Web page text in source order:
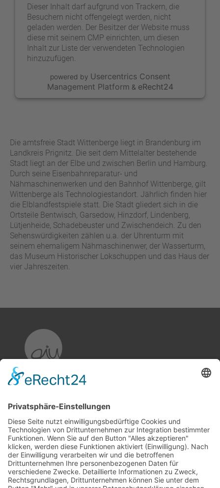
Dieser Inhalt darf aufgrund von Trackern, die
Besuchern nicht offengelegt werden, nicht
geladen werden. Der Besitzer der Website muss
diese mit seinem CMP einrichten, um diesen
Inhalt zur Liste der verwendeten Technologien
hinzuzufügen.
powered by Usercentrics Consent
Management Platform & eRecht24
Die amtsfreie Stadt Wittenberge liegt in Brandenburg im
Landkreis Prignitz. Die seit dem Mittelalter bestehende
Stadt liegt an der Elbe und zwischen Berlin und Hamburg.
Durch seine Eisenbahnreparatur- und
Nähmaschinenwerken und den Bahnhof Wittenberge, gilt
Wittenberge als Technologiestandort. Jährlich finden hier
die Elblandfestspiele statt. Die Stadt gliedert sich in die
Ortsteile Bentwisch, Garsedow, Hinzdorf, Lindenberg,
Lütjenheide, Schadebeuster und Zwischendeich. Zu den
Sehenswürdigkeiten zählen u.a. der Uhrenturm mit
seinem ehemaligem Nähmaschinenwer, der Wasserturm,
das Museum Historischer Lokschuppen und das Haus der
vier Jahreszeiten.
GmbH & Co. KG
Breslauer Straße 49
D-04299 Leipzig
+49 (0) 341 - 242 52 85
info(at)aiu-bestatterkommunikation.de